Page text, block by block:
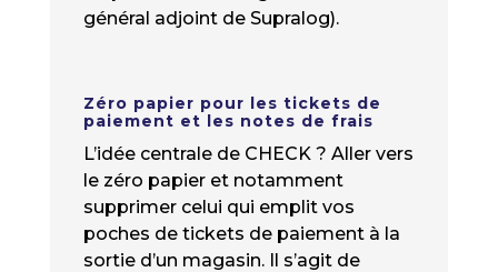
général adjoint de Supralog).
Zéro papier pour les tickets de
paiement et les notes de frais
L’idée centrale de CHECK ? Aller vers
le zéro papier et notamment
supprimer celui qui emplit vos
poches de tickets de paiement à la
sortie d’un magasin. Il s’agit de